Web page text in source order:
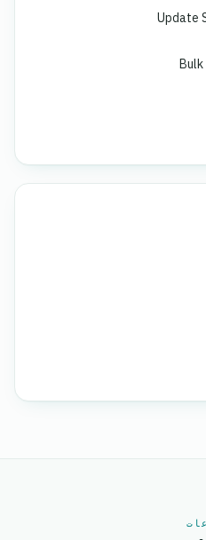
Update